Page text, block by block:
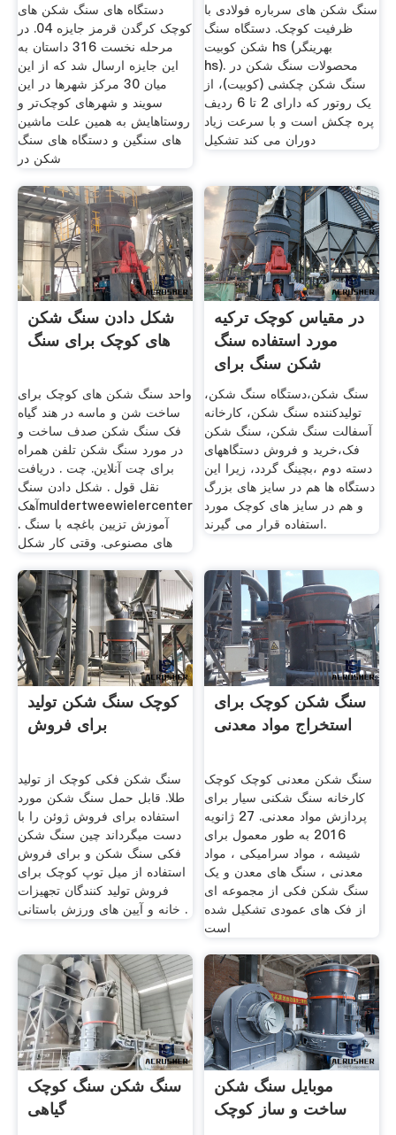
دستگاه های سنگ شکن های
کوچک کرگدن قرمز جایزه 04. در
مرحله نخست 316 داستان به
این جایزه ارسال شد که از این
میان 30 مرکز شهرها در این
سویند و شهرهای کوچک‌تر و
روستاهایش به همین علت ماشین‌
های سنگین و دستگاه‌ های سنگ‌
شکن در
سنگ شکن های سرباره فولادی با
ظرفیت کوچک. دستگاه سنگ
شکن کوبیت hs (بهرینگر
hs)محصولات سنگ شکن در .
سنگ شکن چکشی (کوبیت)، از
یک روتور که دارای 2 تا 6 ردیف
پره چکش است و با سرعت زیاد
دوران می کند تشکیل
شکل دادن سنگ شکن
های کوچک برای سنگ
واحد سنگ شکن های کوچک برای
ساخت شن و ماسه در هند گیاه
فک سنگ شکن صدف ساخت و
در مورد سنگ شکن تلفن همراه
برای چت آنلاین. چت . دریافت
نقل قول . شکل دادن سنگ
آهکmuldertweewielercenter
. آموزش تزیین باغچه با سنگ
های مصنوعی. وقتی کار شکل
در مقیاس کوچک ترکیه
مورد استفاده سنگ
شکن سنگ برای
فروش
سنگ شکن،دستگاه سنگ شکن،
تولیدکننده سنگ شکن، کارخانه
آسفالت سنگ شکن، سنگ شکن
فک،خرید و فروش دستگاههای
دسته دوم ،بچینگ گردد، زیرا این
دستگاه ها هم در سایز های بزرگ
و هم در سایز های کوچک مورد
استفاده قرار می گیرند.
کوچک سنگ شکن تولید
برای فروش
سنگ شکن فکی کوچک از تولید
طلا. قابل حمل سنگ شکن مورد
استفاده برای فروش ژوئن را با
دست میگرداند چین سنگ شکن
فکی سنگ شکن و برای فروش
استفاده از میل توپ کوچک برای
فروش تولید کنندگان تجهیزات
خانه و آیین های ورزش باستانی .
سنگ شکن کوچک برای
استخراج مواد معدنی
سنگ شکن معدنی کوچک کوچک
کارخانه سنگ شکنی سیار برای
پردازش مواد معدنی. 27 ژانويه
2016 به طور معمول برای
شیشه ، مواد سرامیکی ، مواد
معدنی ، سنگ های معدن و یک
سنگ شکن فکی از مجموعه ای
از فک های عمودی تشکیل شده
است
سنگ شکن سنگ کوچک
گیاهی
موبایل سنگ شکن
ساخت و ساز کوچک